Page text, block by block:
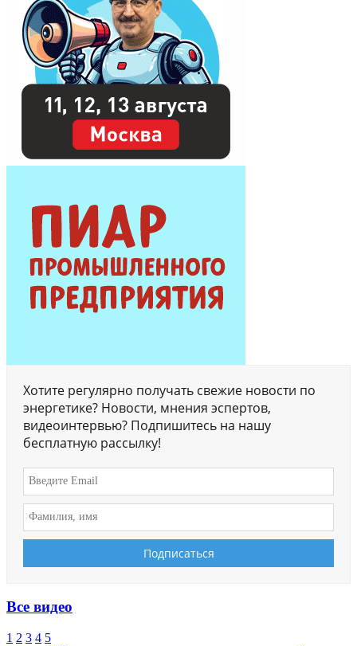
Хотите регулярно получать свежие новости по
энергетике? Новости, мнения эспертов,
видеоинтервью? Подпишитесь на нашу
бесплатную рассылку!
Все видео
1 2 3 4 5